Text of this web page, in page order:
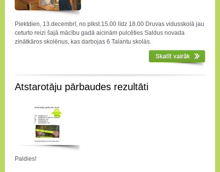
Piektdien, 13.decembrī, no plkst.15.00 līdz 18.00 Druvas vidusskolā jau
ceturto reizi šajā mācību gadā aicinām pulcēties Saldus novada
zinātkāros skolēnus, kas darbojas 6 Talantu skolās.
Atstarotāju pārbaudes rezultāti
Paldies!